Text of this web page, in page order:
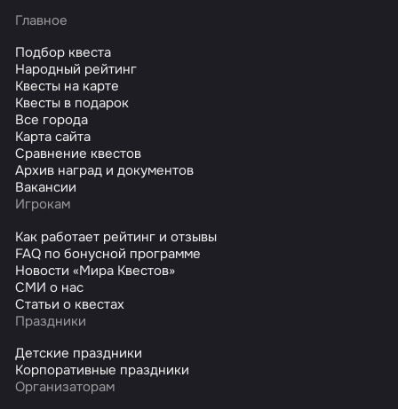
Главное
Подбор квеста
Народный рейтинг
Квесты на карте
Квесты в подарок
Все города
Карта сайта
Сравнение квестов
Архив наград и документов
Вакансии
Игрокам
Как работает рейтинг и отзывы
FAQ по бонусной программе
Новости «Мира Квестов»
СМИ о нас
Статьи о квестах
Праздники
Детские праздники
Корпоративные праздники
Организаторам